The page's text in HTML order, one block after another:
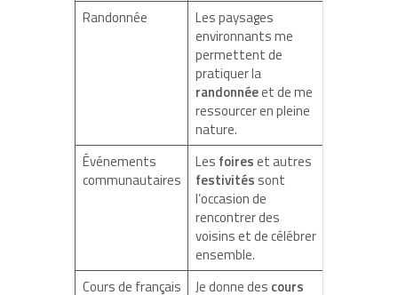
Randonnée
Les paysages
environnants me
permettent de
pratiquer la
randonnéeet de me
ressourcer en pleine
nature.
Événements
communautaires
Les foireset autres
festivités sont
l’occasion de
rencontrer des
voisins et de célébrer
ensemble.
Cours de français
Je donne des cours